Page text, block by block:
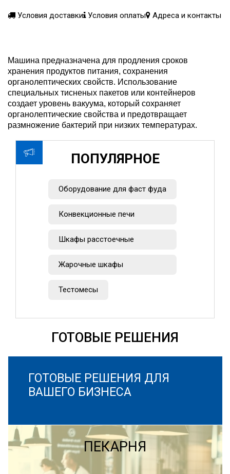
Условия доставки Условия оплаты Адреса и контакты
Машина предназначена для продления сроков
хранения продуктов питания, сохранения
органолептических свойств. Использование
специальных тисненых пакетов или контейнеров
создает уровень вакуума, который сохраняет
органолептические свойства и предотвращает
размножение бактерий при низких температурах.
ПОПУЛЯРНОЕ
Оборудование для фаст фуда
Конвекционные печи
Шкафы расстоечные
Жарочные шкафы
Тестомесы
ГОТОВЫЕ РЕШЕНИЯ
ГОТОВЫЕ РЕШЕНИЯ ДЛЯ
ВАШЕГО БИЗНЕСА
ПЕКАРНЯ